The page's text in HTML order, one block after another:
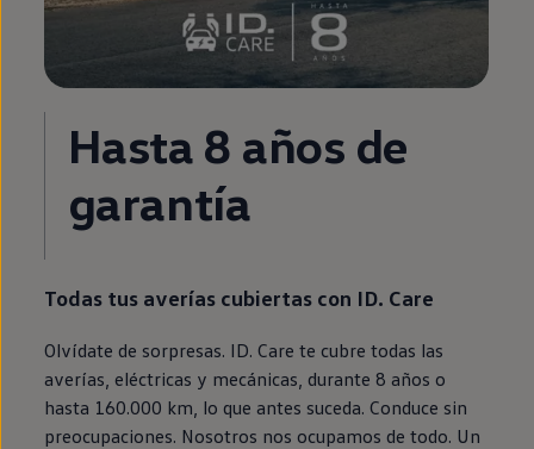
Hasta 8 años de
garantía
Todas tus averías cubiertas con ID. Care
Olvídate de sorpresas. ID. Care te cubre todas las
averías, eléctricas y mecánicas, durante 8 años o
hasta 160.000 km, lo que antes suceda. Conduce sin
preocupaciones. Nosotros nos ocupamos de todo. Un